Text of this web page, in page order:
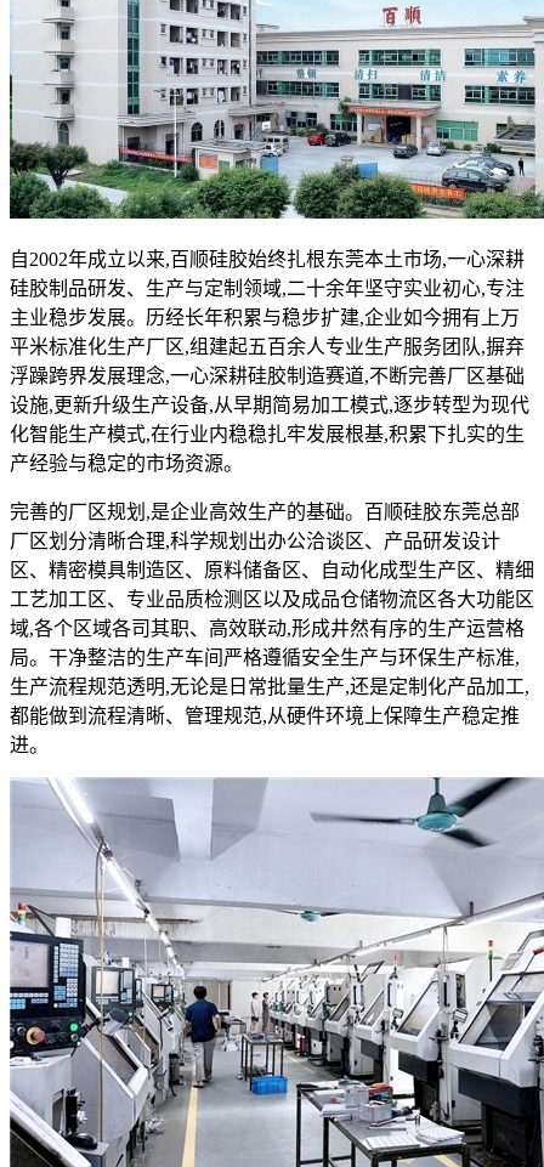
自2002年成立以来,百顺硅胶始终扎根东莞本土市场,一心深耕
硅胶制品研发、生产与定制领域,二十余年坚守实业初心,专注
主业稳步发展。历经长年积累与稳步扩建,企业如今拥有上万
平米标准化生产厂区,组建起五百余人专业生产服务团队,摒弃
浮躁跨界发展理念,一心深耕硅胶制造赛道,不断完善厂区基础
设施,更新升级生产设备,从早期简易加工模式,逐步转型为现代
化智能生产模式,在行业内稳稳扎牢发展根基,积累下扎实的生
产经验与稳定的市场资源。
完善的厂区规划,是企业高效生产的基础。百顺硅胶东莞总部
厂区划分清晰合理,科学规划出办公洽谈区、产品研发设计
区、精密模具制造区、原料储备区、自动化成型生产区、精细
工艺加工区、专业品质检测区以及成品仓储物流区各大功能区
域,各个区域各司其职、高效联动,形成井然有序的生产运营格
局。干净整洁的生产车间严格遵循安全生产与环保生产标准,
生产流程规范透明,无论是日常批量生产,还是定制化产品加工,
都能做到流程清晰、管理规范,从硬件环境上保障生产稳定推
进。